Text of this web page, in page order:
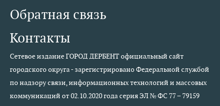
Обратная связь
Контакты
Сетевое издание ГОРОД ДЕРБЕНТ официальный сайт
городского округа - зарегистрировано Федеральной службой
по надзору связи, информационных технологий и массовых
коммуникаций от 02.10.2020 года серия ЭЛ № ФС 77 – 79159